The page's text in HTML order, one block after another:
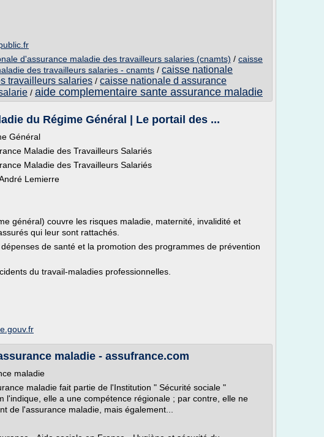
d'assurance maladie des travailleurs salaries (cnamts) / caisse
des travailleurs salaries - cnamts / caisse nationale
travailleurs salaries / caisse nationale d assurance
/ aide complementaire sante assurance maladie
du Régime Général | Le portail des ...
Général
Maladie des Travailleurs Salariés
Maladie des Travailleurs Salariés
Lemierre
général) couvre les risques maladie, maternité, invalidité et
qui leur sont rattachés.
de santé et la promotion des programmes de prévention
du travail-maladies professionnelles.
maladie - assufrance.com
maladie
maladie fait partie de l'Institution " Sécurité sociale "
l'indique, elle a une compétence régionale ; par contre, elle ne
de l'assurance maladie, mais également...